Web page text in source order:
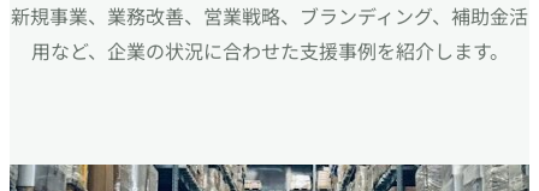
新規事業、業務改善、営業戦略、ブランディング、補助金活
用など、企業の状況に合わせた支援事例を紹介します。